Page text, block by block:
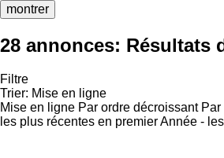
montrer
28 annonces: Résultats
Filtre
Trier: Mise en ligne
Mise en ligne Par ordre décroissant
les plus récentes en premierAnnée -